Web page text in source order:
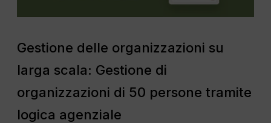
Gestione delle organizzazioni su
larga scala: Gestione di
organizzazioni di 50 persone tramite
logica agenziale